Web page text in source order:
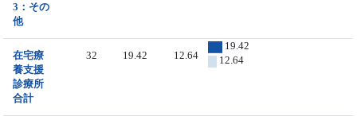
3：その
他
在宅療
養支援
診療所
合計
32 19.42 12.64
19.42
12.64